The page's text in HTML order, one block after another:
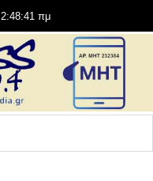
2:48:42 πμ